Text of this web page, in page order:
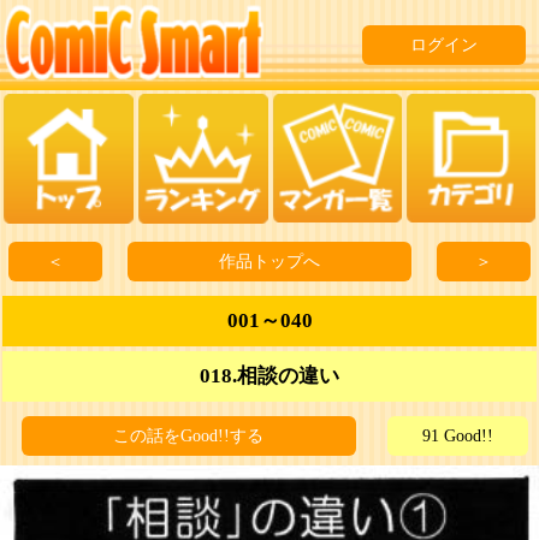
ログイン
＜ 作品トップへ ＞
001～040
018.相談の違い
この話をGood!!する 91 Good!!